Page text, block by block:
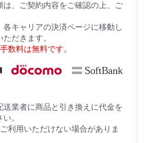
は、ご契約内容をご確認の上、ご
各キャリアの決済ページに移動し
だきます。
数料は無料です。
送業者に商品と引き換えに代金を
。
利用いただけない場合がありま